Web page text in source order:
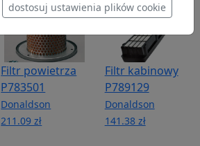
Filtr powietrza
P783501
Donaldson
211.09 zł
Filtr kabinowy
P789129
Donaldson
141.38 zł
dostosuj ustawienia plików cookie